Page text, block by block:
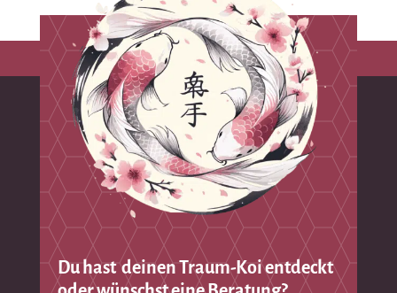
Du hast deinen Traum-Koi entdeckt